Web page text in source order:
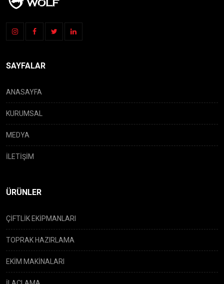
SAYFALAR
ANASAYFA
KURUMSAL
MEDYA
İLETİŞİM
ÜRÜNLER
ÇİFTLİK EKİPMANLARI
TOPRAK HAZIRLAMA
EKİM MAKİNALARI